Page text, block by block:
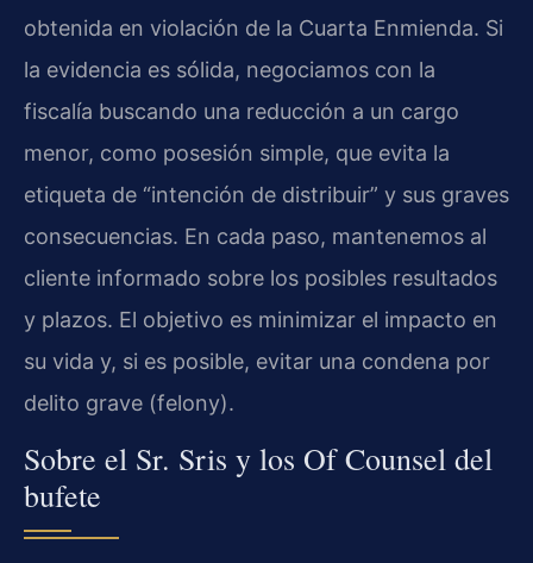
obtenida en violación de la Cuarta Enmienda. Si
la evidencia es sólida, negociamos con la
fiscalía buscando una reducción a un cargo
menor, como posesión simple, que evita la
etiqueta de “intención de distribuir” y sus graves
consecuencias. En cada paso, mantenemos al
cliente informado sobre los posibles resultados
y plazos. El objetivo es minimizar el impacto en
su vida y, si es posible, evitar una condena por
delito grave (felony).
Sobre el Sr. Sris y los Of Counsel del
bufete